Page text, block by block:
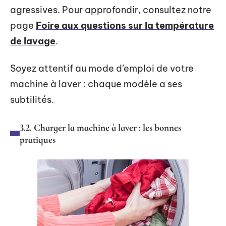
agressives. Pour approfondir, consultez notre
page Foire aux questions sur la température
de lavage.
Soyez attentif au mode d’emploi de votre
machine à laver : chaque modèle a ses
subtilités.
3.2. Charger la machine à laver : les bonnes
pratiques